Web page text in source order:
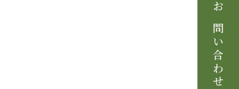
お問い合わせ